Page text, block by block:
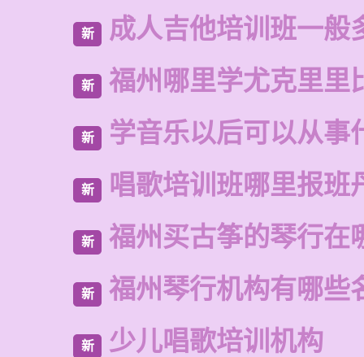
新 成人吉他培训班一般
新 福州哪里学尤克里里
新 学音乐以后可以从事
新 唱歌培训班哪里报班
新 福州买古筝的琴行在
新 福州琴行机构有哪些
新 少儿唱歌培训机构